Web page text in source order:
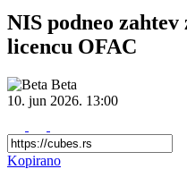
NIS podneo zahtev
licencu OFAC
Beta
10. jun 2026. 13:00
Kopirano